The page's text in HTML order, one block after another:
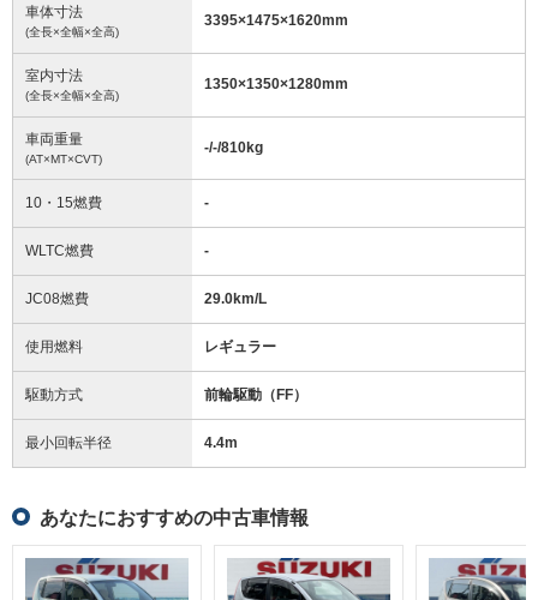
車体寸法
(全長×全幅×全高)
3395×1475×1620mm
室内寸法
(全長×全幅×全高)
1350×1350×1280mm
車両重量
(AT×MT×CVT)
-/-/810kg
10・15燃費 -
WLTC燃費 -
JC08燃費 29.0km/L
使用燃料 レギュラー
駆動方式 前輪駆動（FF）
最小回転半径 4.4m
あなたにおすすめの中古車情報